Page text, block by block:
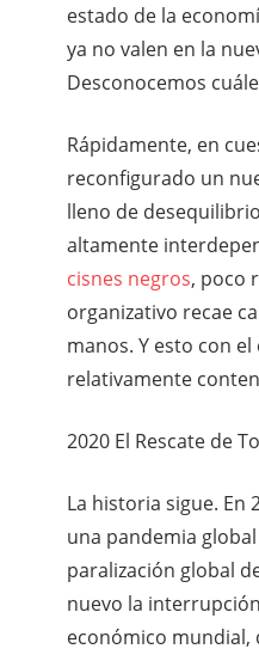
estado de la
ya no valen en la
Desconocemos
Rápidamente, en
reconfigurado un
lleno de
altamente
cisnes negros, poco
organizativo recae
manos. Y esto con
relativamente
2020 El Rescate de
La historia sigue. En
una pandemia
paralización global
nuevo la
económico mundial,